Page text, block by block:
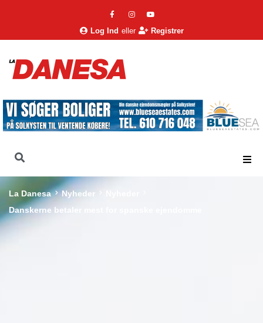
Log Ind eller Registrer
La Danesa Nyheder
Danskerne betaler mest for spanske ejendomme